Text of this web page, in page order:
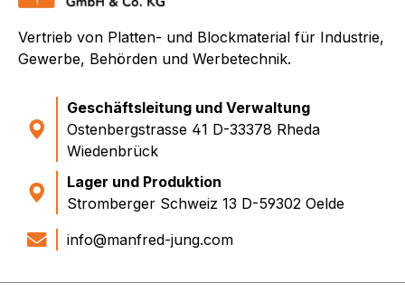
Vertrieb von Platten- und Blockmaterial für Industrie,
Gewerbe, Behörden und Werbetechnik.
Geschäftsleitung und Verwaltung
Ostenbergstrasse 41 D-33378 Rheda
Wiedenbrück
Lager und Produktion
Stromberger Schweiz 13 D-59302 Oelde
info@manfred-jung.com